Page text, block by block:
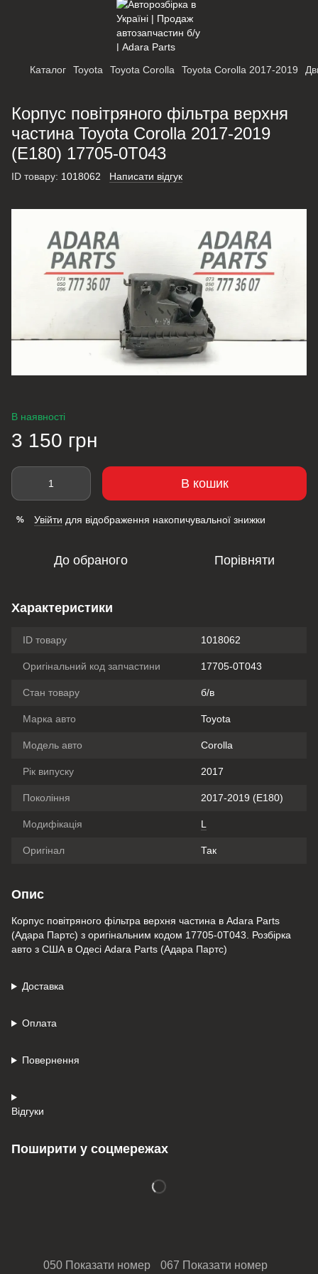
Каталог Toyota Toyota Corolla Toyota Corolla 2017-2019
Корпус повітряного фільтра верхня
частина Toyota Corolla 2017-2019
(E180) 17705-0T043
ID товару: 1018062 Написати відгук
В наявності
3 150 грн
В кошик
% Увійти для відображення накопичувальної знижки
До обраного Порівняти
Характеристики
ID товару 1018062
Оригінальний код запчастини 17705-0T043
Стан товару б/в
Марка авто Toyota
Модель авто Corolla
Рік випуску 2017
Покоління 2017-2019 (E180)
Модифікація L
Оригінал Так
Опис
Корпус повітряного фільтра верхня частина в Adara Parts
(Адара Партс) з оригінальним кодом 17705-0T043. Розбірка
авто з США в Одесі Adara Parts (Адара Партс)
Доставка
Оплата
Повернення
Відгуки
Поширити у соцмережах
050 Показати номер 067 Показати номер